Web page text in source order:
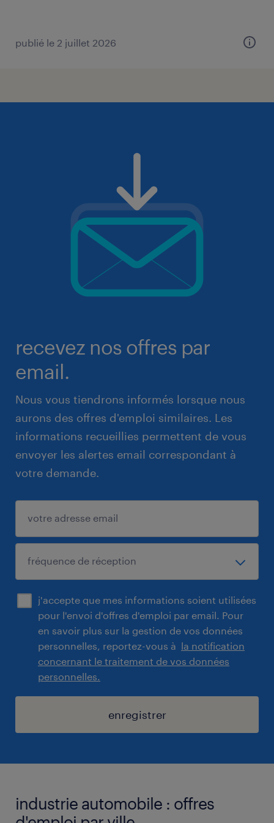
publié le 2 juillet 2026
recevez nos offres par
email.
Nous vous tiendrons informés lorsque nous
aurons des offres d'emploi similaires. Les
informations recueillies permettent de vous
envoyer les alertes email correspondant à
votre demande.
j'accepte que mes informations soient utilisées
pour l'envoi d'offres d'emploi par email. Pour
en savoir plus sur la gestion de vos données
personnelles, reportez-vous à la notification
concernant le traitement de vos données
personnelles.
enregistrer
industrie automobile : offres